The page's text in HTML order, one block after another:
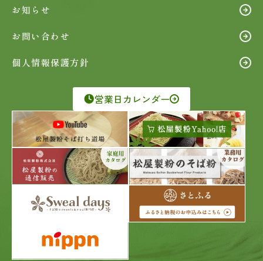
お知らせ
お問い合わせ
個人情報保護方針
営業日カレンダー